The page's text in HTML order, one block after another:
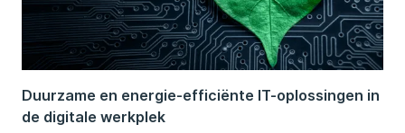
Duurzame en energie-efficiënte IT-oplossingen in
de digitale werkplek